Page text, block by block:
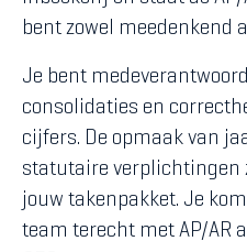
bent zowel meedenkend
Je bent
consolidaties en
cijfers. De opmaak van
statutaire verplichtingen
jouw takenpakket. Je
team terecht met AP/AR